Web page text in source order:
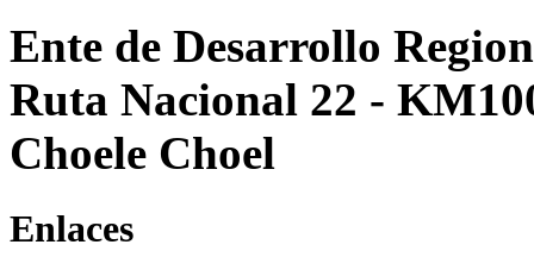
Ente de Desarrollo
Ruta Nacional 22 -
Choele Choel
Enlaces